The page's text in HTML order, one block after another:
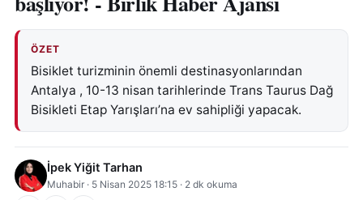
ÖZET
Bisiklet turizminin önemli destinasyonlarından
Antalya , 10-13 nisan tarihlerinde Trans Taurus Dağ
Bisikleti Etap Yarışları’na ev sahipliği yapacak.
İpek Yiğit Tarhan
Muhabir · 5 Nisan 2025 18:15 · 2 dk okuma